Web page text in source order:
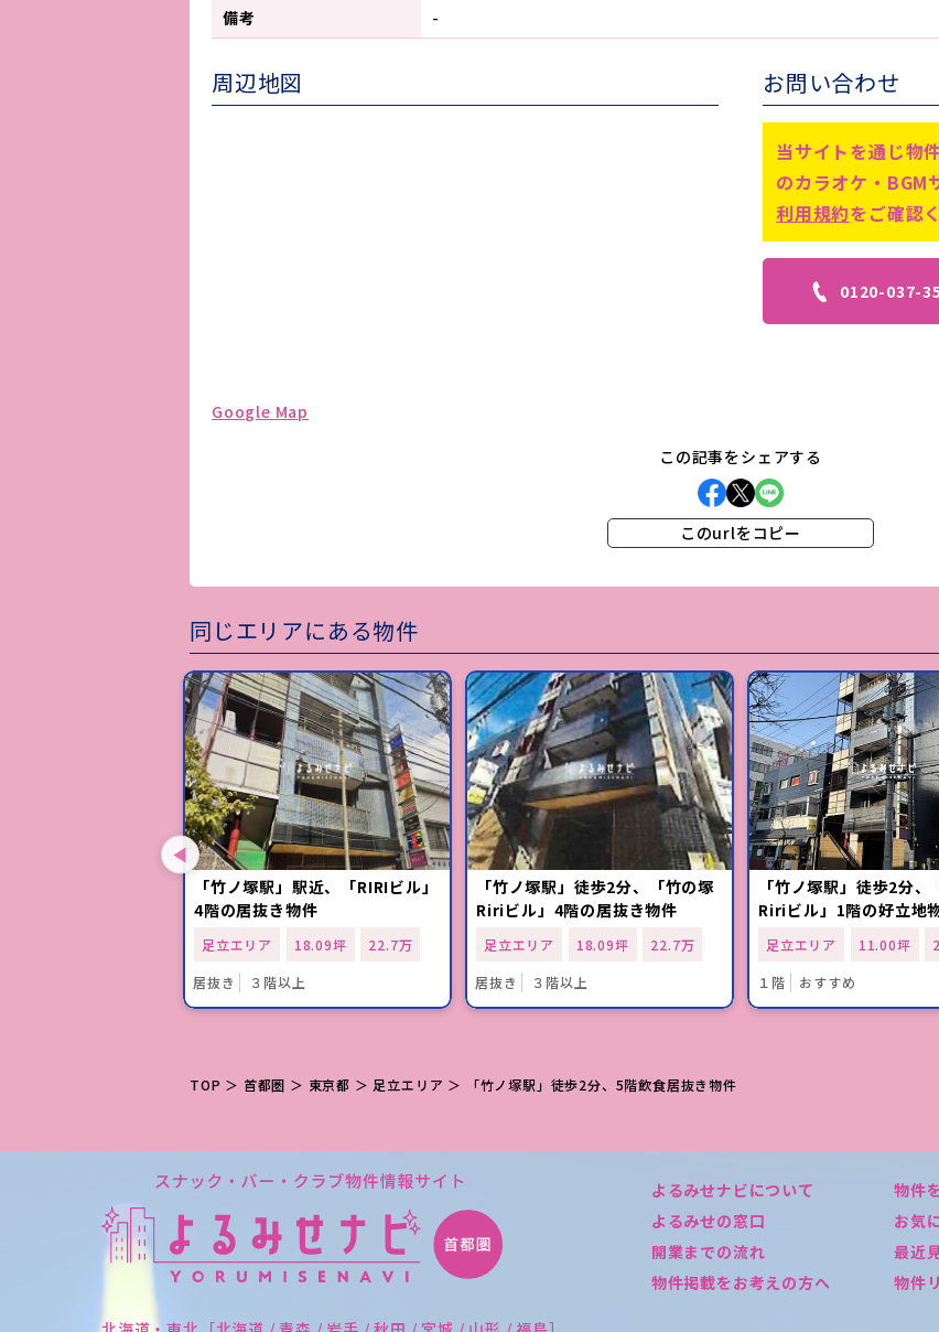
備考 -
周辺地図
Google Map
お問い合わせ
当サイトを通じ物
のカラオケ・BGM
利用規約をご確認
0120-037-
この記事をシェアする
このurlをコピー
同じエリアにある物件
「竹ノ塚駅」駅近、「RIRIビル」
4階の居抜き物件
足立エリア 18.09坪
22.7万
居抜き
３階以上
「竹ノ塚駅」徒歩2分、「竹の塚
Ririビル」4階の居抜き物件
足立エリア 18.09坪
22.7万
居抜き
３階以上
「竹ノ塚駅」徒歩2分、
Ririビル」1階の好立地
足立エリア 11.00坪
１階
おすすめ
TOP ＞ 首都圏 ＞ 東京都 ＞ 足立エリア ＞ 「竹ノ塚駅」徒歩2分、5階飲食居抜き物件
よるみせナビについて
よるみせの窓口
開業までの流れ
物件掲載をお考えの方へ
物件
お気
最近
物件